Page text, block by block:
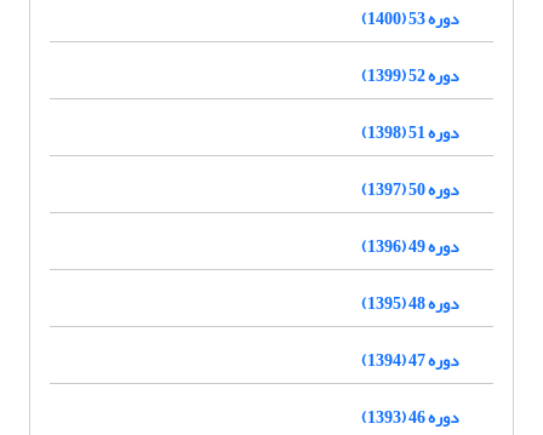
دوره 53 (1400)
دوره 52 (1399)
دوره 51 (1398)
دوره 50 (1397)
دوره 49 (1396)
دوره 48 (1395)
دوره 47 (1394)
دوره 46 (1393)